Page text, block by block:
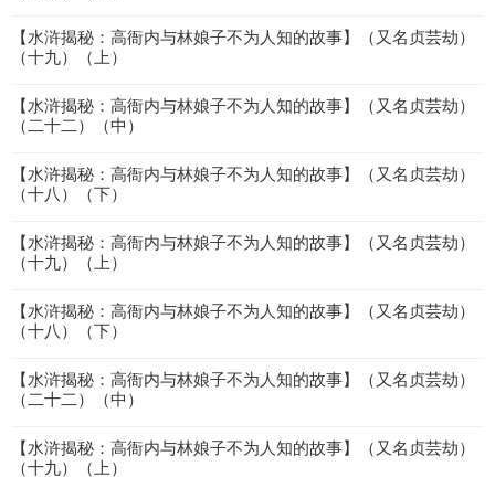
【水浒揭秘：高衙内与林娘子不为人知的故事】（又名贞芸劫）
（十九）（上）
【水浒揭秘：高衙内与林娘子不为人知的故事】（又名贞芸劫）
（二十二）（中）
【水浒揭秘：高衙内与林娘子不为人知的故事】（又名贞芸劫）
（十八）（下）
【水浒揭秘：高衙内与林娘子不为人知的故事】（又名贞芸劫）
（十九）（上）
【水浒揭秘：高衙内与林娘子不为人知的故事】（又名贞芸劫）
（十八）（下）
【水浒揭秘：高衙内与林娘子不为人知的故事】（又名贞芸劫）
（二十二）（中）
【水浒揭秘：高衙内与林娘子不为人知的故事】（又名贞芸劫）
（十九）（上）